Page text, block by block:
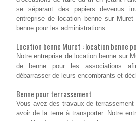
se séparant des papiers devenus
entreprise de location benne sur
benne pour les administrations.
Location benne Muret : location benne
Notre entreprise de location benne sur
de benne pour les associations
débarrasser de leurs encombrants et
Benne pour terrassement
Vous avez des travaux de
avoir de la terre à transporter. Notre